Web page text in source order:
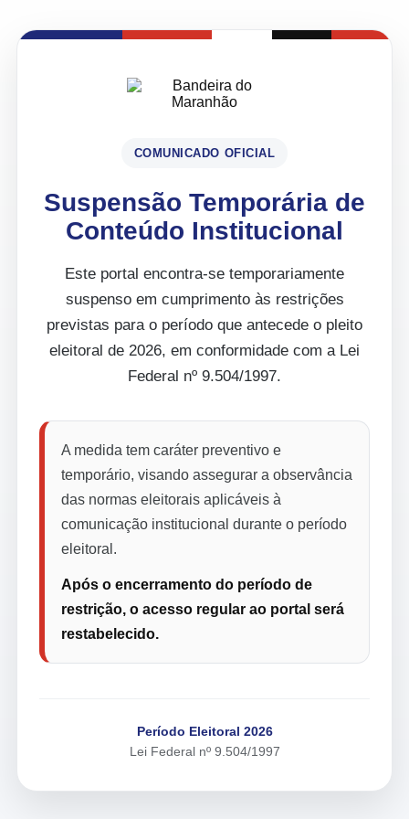
COMUNICADO OFICIAL
Suspensão Temporária de
Conteúdo Institucional
Este portal encontra-se temporariamente
suspenso em cumprimento às restrições
previstas para o período que antecede o pleito
eleitoral de 2026, em conformidade com a Lei
Federal nº 9.504/1997.
A medida tem caráter preventivo e
temporário, visando assegurar a observância
das normas eleitorais aplicáveis à
comunicação institucional durante o período
eleitoral.
Após o encerramento do período de
restrição, o acesso regular ao portal será
restabelecido.
Período Eleitoral 2026
Lei Federal nº 9.504/1997